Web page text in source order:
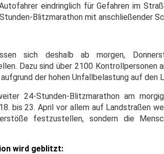
eindringlich für Gefahren im
Blitzmarathon mit anschließender
sich deshalb ab morgen,
Dazu sind über 2100 Kontrollpersonen
der hohen Unfallbelastung auf den
24-Stunden-Blitzmarathon am
bis 23. April vor allem auf Landstraßen
festzustellen, sondern die
wird geblitzt: